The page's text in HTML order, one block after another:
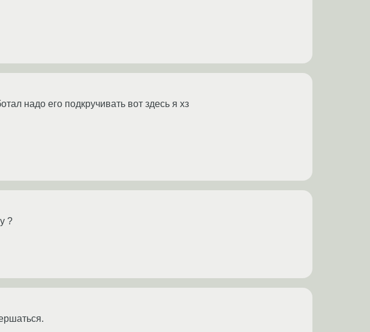
надо его подкручивать вот здесь я хз
?